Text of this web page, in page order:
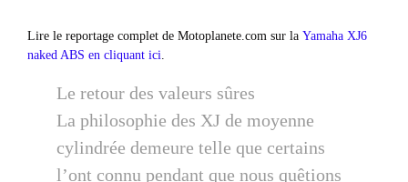
Lire le reportage complet de Motoplanete.com sur la Yamaha XJ6
naked ABS en cliquant ici.
Le retour des valeurs sûres
La philosophie des XJ de moyenne
cylindrée demeure telle que certains
l’ont connu pendant que nous quêtions